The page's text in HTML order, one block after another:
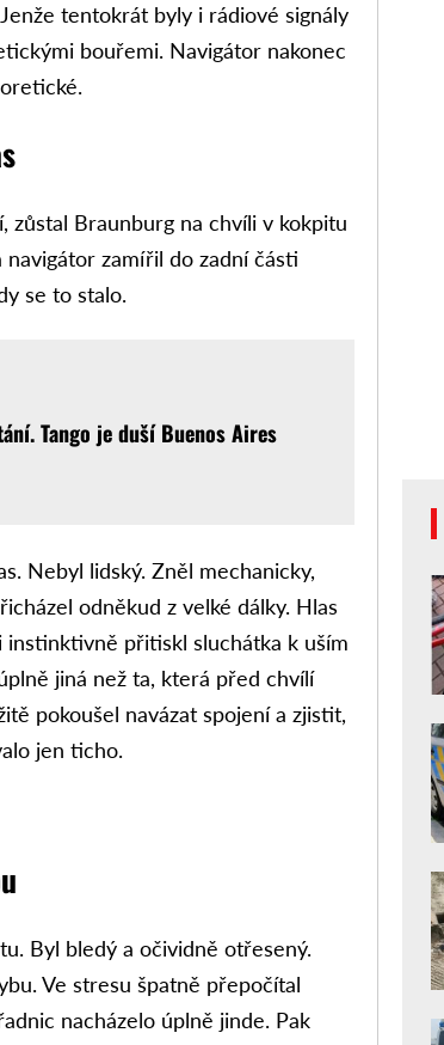
tentokrát byly i rádiové signály
bouřemi. Navigátor nakonec
zůstal Braunburg na chvíli v kokpitu
zamířil do zadní části
se to stalo.
Tango je duší Buenos Aires
Nebyl lidský. Zněl mechanicky,
odněkud z velké dálky. Hlas
přitiskl sluchátka k uším
jiná než ta, která před chvílí
pokoušel navázat spojení a zjistit,
jen ticho.
Byl bledý a očividně otřesený.
Ve stresu špatně přepočítal
nacházelo úplně jinde. Pak